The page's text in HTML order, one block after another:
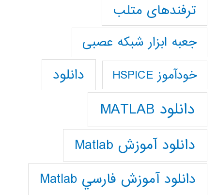
ترفندهای متلب
جعبه ابزار شبکه عصبی
خودآموز HSPICE دانلود
دانلود MATLAB
دانلود آموزش Matlab
دانلود آموزش فارسي Matlab